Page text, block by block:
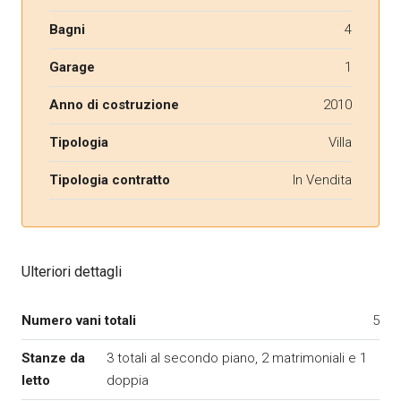
Bagni 4
Garage 1
Anno di costruzione 2010
Tipologia Villa
Tipologia contratto In Vendita
Ulteriori dettagli
Numero vani totali 5
Stanze da
letto
3 totali al secondo piano, 2 matrimoniali e 1
doppia